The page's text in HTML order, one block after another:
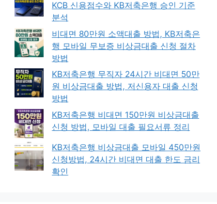
KCB 신용점수와 KB저축은행 승인 기준
분석
비대면 80만원 소액대출 방법, KB저축은
행 모바일 무보증 비상금대출 신청 절차
방법
KB저축은행 무직자 24시간 비대면 50만
원 비상금대출 방법, 저신용자 대출 신청
방법
KB저축은행 비대면 150만원 비상금대출
신청 방법, 모바일 대출 필요서류 정리
KB저축은행 비상금대출 모바일 450만원
신청방법, 24시간 비대면 대출 한도 금리
확인